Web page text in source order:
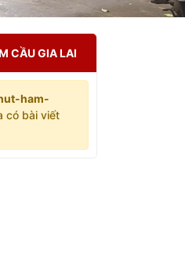
CẦU GIA LAI
ham-
có bài viết